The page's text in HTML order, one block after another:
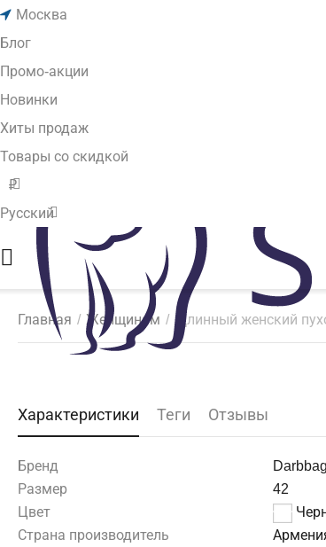
Москва
Блог
Промо-акции
Новинки
Хиты продаж
Товары со скидкой
₽
Русский
Главная / Женщинам / Длинный женский
Характеристики Теги Отзывы
Бренд
Размер
42
Цвет
Страна производитель